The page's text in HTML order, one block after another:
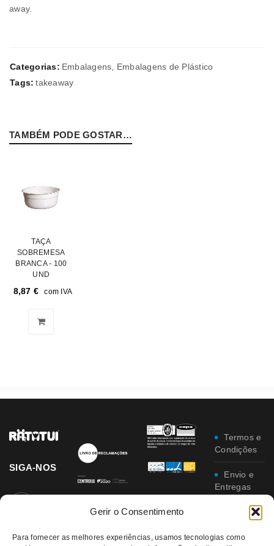
Gerir o Consentimento
Para fornecer as melhores experiências, usamos tecnologias como
away.
Categorias: Embalagens, Embalagens de Plástico
Tags: takeaway
TAMBÉM PODE GOSTAR…
TAÇA
SOBREMESA
BRANCA - 100
UND
8,87 € com IVA
SIGA-NOS
Termos e
Condições
Envio e
Entregas
Trocas e